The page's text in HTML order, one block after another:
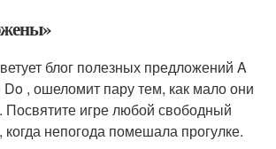
блог полезных предложений A
, ошеломит пару тем, как мало они
Посвятите игре любой свободный
непогода помешала прогулке.